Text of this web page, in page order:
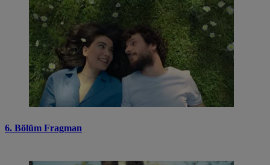
6. Bölüm Fragman